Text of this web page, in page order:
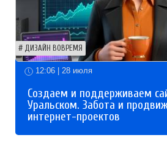
ДИЗАЙН ВОВРЕМЯ
12:06 | 28 июля
Создаем и поддерживаем
Уральском. Забота и
интернет-проектов